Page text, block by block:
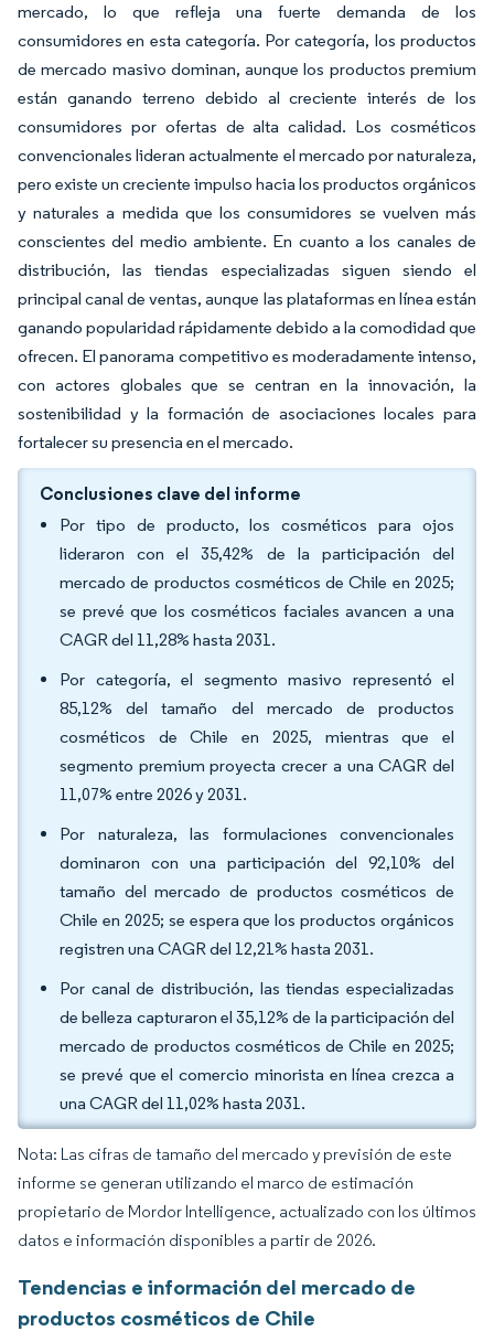
mercado, lo que refleja una fuerte demanda de los
consumidores en esta categoría. Por categoría, los productos
de mercado masivo dominan, aunque los productos premium
están ganando terreno debido al creciente interés de los
consumidores por ofertas de alta calidad. Los cosméticos
convencionales lideran actualmente el mercado por naturaleza,
pero existe un creciente impulso hacia los productos orgánicos
y naturales a medida que los consumidores se vuelven más
conscientes del medio ambiente. En cuanto a los canales de
distribución, las tiendas especializadas siguen siendo el
principal canal de ventas, aunque las plataformas en línea están
ganando popularidad rápidamente debido a la comodidad que
ofrecen. El panorama competitivo es moderadamente intenso,
con actores globales que se centran en la innovación, la
sostenibilidad y la formación de asociaciones locales para
fortalecer su presencia en el mercado.
Conclusiones clave del informe
Por tipo de producto, los cosméticos para ojos
lideraron con el 35,42% de la participación del
mercado de productos cosméticos de Chile en 2025;
se prevé que los cosméticos faciales avancen a una
CAGR del 11,28% hasta 2031.
Por categoría, el segmento masivo representó el
85,12% del tamaño del mercado de productos
cosméticos de Chile en 2025, mientras que el
segmento premium proyecta crecer a una CAGR del
11,07% entre 2026 y 2031.
Por naturaleza, las formulaciones convencionales
dominaron con una participación del 92,10% del
tamaño del mercado de productos cosméticos de
Chile en 2025; se espera que los productos orgánicos
registren una CAGR del 12,21% hasta 2031.
Por canal de distribución, las tiendas especializadas
de belleza capturaron el 35,12% de la participación del
mercado de productos cosméticos de Chile en 2025;
se prevé que el comercio minorista en línea crezca a
una CAGR del 11,02% hasta 2031.
Nota: Las cifras de tamaño del mercado y previsión de este
informe se generan utilizando el marco de estimación
propietario de Mordor Intelligence, actualizado con los últimos
datos e información disponibles a partir de 2026.
Tendencias e información del mercado de
productos cosméticos de Chile